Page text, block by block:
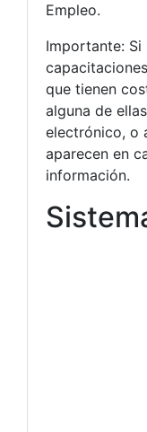
Empleo.
Importante: Si
que tienen
alguna de
electrónico, o
aparecen en
información.